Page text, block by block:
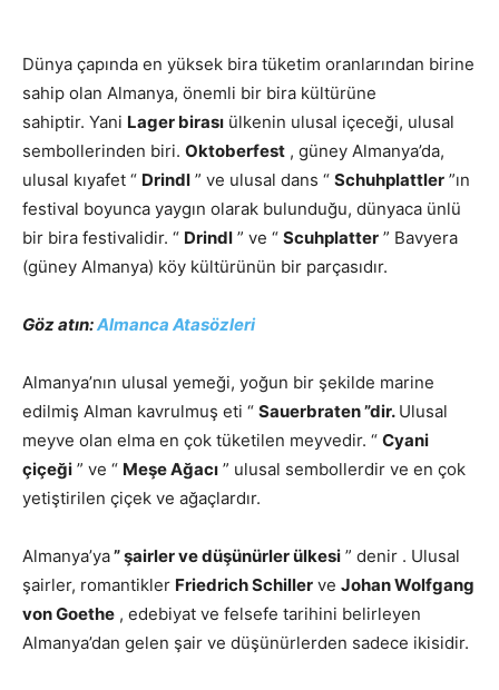
Dünya çapında en yüksek bira tüketim oranlarından birine
sahip olan Almanya, önemli bir bira kültürüne
sahiptir. Yani Lager birası ülkenin ulusal içeceği, ulusal
sembollerinden biri. Oktoberfest , güney Almanya’da,
ulusal kıyafet “ Drindl ” ve ulusal dans “ Schuhplattler ”ın
festival boyunca yaygın olarak bulunduğu, dünyaca ünlü
bir bira festivalidir. “ Drindl ” ve “ Scuhplatter ” Bavyera
(güney Almanya) köy kültürünün bir parçasıdır.
Göz atın:Almanca Atasözleri
Almanya’nın ulusal yemeği, yoğun bir şekilde marine
edilmiş Alman kavrulmuş eti “ Sauerbraten ”dir. Ulusal
meyve olan elma en çok tüketilen meyvedir. “ Cyani
çiçeği ” ve “ Meşe Ağacı ” ulusal sembollerdir ve en çok
yetiştirilen çiçek ve ağaçlardır.
Almanya’ya” şairler ve düşünürler ülkesi ” denir . Ulusal
şairler, romantikler Friedrich Schiller ve Johan Wolfgang
von Goethe , edebiyat ve felsefe tarihini belirleyen
Almanya’dan gelen şair ve düşünürlerden sadece ikisidir.